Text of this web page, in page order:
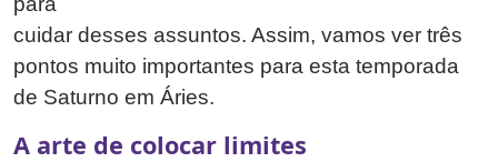
cuidar desses assuntos. Assim, vamos ver três
pontos muito importantes para esta temporada
de Saturno em Áries.
A arte de colocar limites